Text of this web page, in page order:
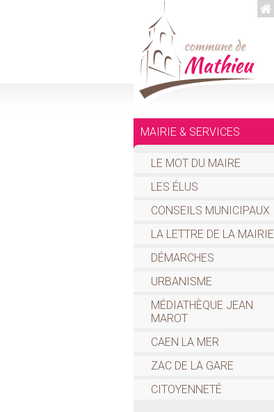
MAIRIE & SERVICES
LE MOT DU MAIRE
LES ÉLUS
CONSEILS MUNICIPAUX
LA LETTRE DE LA MAIRIE
DÉMARCHES
URBANISME
MÉDIATHÈQUE JEAN
MAROT
CAEN LA MER
ZAC DE LA GARE
CITOYENNETÉ